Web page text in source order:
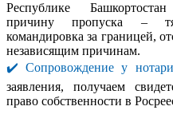
Республике
причину пропуска –
командировка за границей,
независящим причинам.
✔️ Сопровождение у
заявления, получаем
право собственности в